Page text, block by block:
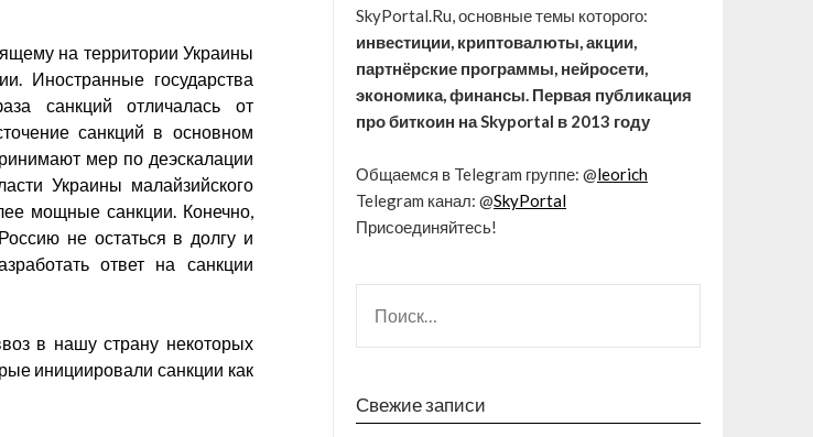
на территории Украины
Иностранные государства
санкций отличалась от
санкций в основном
мер по деэскалации
Украины малайзийского
мощные санкции. Конечно,
не остаться в долгу и
ответ на санкции
в нашу страну некоторых
инициировали санкции как
SkyPortal.Ru, основные темы которого:
инвестиции, криптовалюты, акции,
партнёрские программы, нейросети,
экономика, финансы. Первая публикация
про биткоин на Skyportal в 2013 году
Общаемся в Telegram группе: @leorich
Telegram канал: @SkyPortal
Присоединяйтесь!
Свежие записи